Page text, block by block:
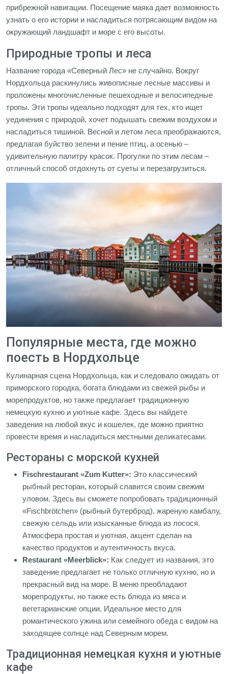
прибрежной навигации. Посещение маяка дает возможность
узнать о его истории и насладиться потрясающим видом на
окружающий ландшафт и море с его высоты.
Природные тропы и леса
Название города «Северный Лес» не случайно. Вокруг
Нордхольца раскинулись живописные лесные массивы и
проложены многочисленные пешеходные и велосипедные
тропы. Эти тропы идеально подходят для тех, кто ищет
уединения с природой, хочет подышать свежим воздухом и
насладиться тишиной. Весной и летом леса преображаются,
предлагая буйство зелени и пение птиц, а осенью –
удивительную палитру красок. Прогулки по этим лесам –
отличный способ отдохнуть от суеты и перезагрузиться.
Популярные места, где можно
поесть в Нордхольце
Кулинарная сцена Нордхольца, как и следовало ожидать от
приморского городка, богата блюдами из свежей рыбы и
морепродуктов, но также предлагает традиционную
немецкую кухню и уютные кафе. Здесь вы найдете
заведения на любой вкус и кошелек, где можно приятно
провести время и насладиться местными деликатесами.
Рестораны с морской кухней
Fischrestaurant «Zum Kutter»: Это классический
рыбный ресторан, который славится своим свежим
уловом. Здесь вы сможете попробовать традиционный
«Fischbrötchen» (рыбный бутерброд), жареную камбалу,
свежую сельдь или изысканные блюда из лосося.
Атмосфера простая и уютная, акцент сделан на
качество продуктов и аутентичность вкуса.
Restaurant «Meerblick»: Как следует из названия, это
заведение предлагает не только отличную кухню, но и
прекрасный вид на море. В меню преобладают
морепродукты, но также есть блюда из мяса и
вегетарианские опции. Идеальное место для
романтического ужина или семейного обеда с видом на
заходящее солнце над Северным морем.
Традиционная немецкая кухня и уютные
кафе